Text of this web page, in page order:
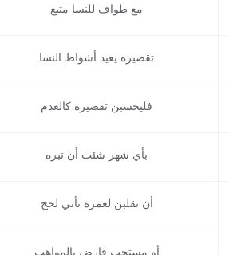
مع طواف للنسا متبع
تقصيره يعيد أشواط النسا
فليحسبن تقصيره كالعدم
بأي شهر شئت أن تبره
أن تقلبن لعمرة تأتي لحج
أو مستحب فارض بالمواهب